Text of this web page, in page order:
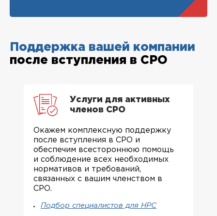
Поддержка вашей компании
после вступления в СРО
Услуги для активных
членов СРО
Окажем комплексную поддержку
после вступления в СРО и
обеспечим всестороннюю помощь
и соблюдение всех необходимых
нормативов и требований,
связанных с вашим членством в
СРО.
Подбор специалистов для НРС